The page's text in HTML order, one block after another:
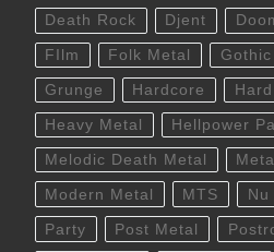
Death Rock Djent
FIlm Folk Metal Gothic
Grunge Hardcore
Heavy Metal Hellpower
Melodic Death Metal
Modern Metal MTS Nu
Party Post Metal